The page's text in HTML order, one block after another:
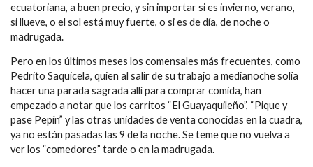
ecuatoriana, a buen precio, y sin importar si es invierno, verano,
si llueve, o el sol está muy fuerte, o si es de día, de noche o
madrugada.
Pero en los últimos meses los comensales más frecuentes, como
Pedrito Saquicela, quien al salir de su trabajo a medianoche solía
hacer una parada sagrada allí para comprar comida, han
empezado a notar que los carritos “El Guayaquileño”, “Pique y
pase Pepín” y las otras unidades de venta conocidas en la cuadra,
ya no están pasadas las 9 de la noche. Se teme que no vuelva a
ver los “comedores” tarde o en la madrugada.